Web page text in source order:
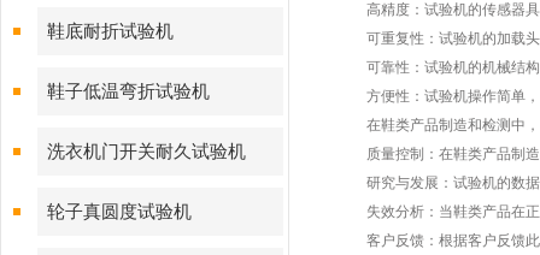
鞋底耐折试验机
鞋子低温弯折试验机
洗衣机门开关耐久试验机
轮子真圆度试验机
高精度：试验机的传感器具
可重复性：试验机的加载头
可靠性：试验机的机械结构
方便性：试验机操作简单，
在鞋类产品制造和检测中，
质量控制：在鞋类产品制造
研究与发展：试验机的数据
失效分析：当鞋类产品在正
客户反馈：根据客户反馈此